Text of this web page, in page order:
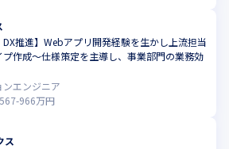
DX推進】Webアプリ開発経験を生かし上流担当
作成〜仕様策定を主導し、事業部門の業務効
エンジニア
567-966万円
ス